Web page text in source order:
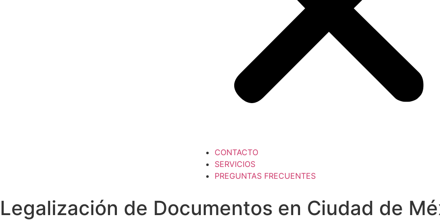
CONTACTO
SERVICIOS
PREGUNTAS FRECUENTES
Legalización de Documentos en Ciudad de